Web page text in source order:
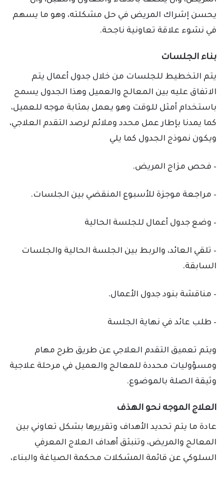
يحسن إشراك المريض في حل مشكلته، وهو ما يسهم
في نشوء علاقة تعاونية ناجحة.
بناء الجلسات
يتم التخطيط للجلسات من خلال جدول أعمال يتم
الاتفاق عليه بين المعالج والعميل وهذا الجدول يسمح
باستخدام أمثل للوقت وهو يعمل بمثابة موجه للعميل،
كما يمدنا بإطار عمل محدد وملائم لرصد التقدم العلاجي،
ويكون نموذج الجدول كما يلي
– فحص مزاج المريض.
– مراجعة موجزة للأسبوع المنقضي بين الجلسات.
– وضع جدول أعمال للجلسة الحالية
– تلقي العائد، والربط بين الجلسة الحالية والجلسات
السابقة.
– مناقشة بنود جدول الأعمال.
– طلب عائد في نهاية الجلسة
ويتم تعميق التقدم العلاجي عن طريق طرح مهام
ومسؤوليات محددة للمعالج والعميل في مرحلة علاجية
وثيقة الصلة بالموضوع.
العلاج الموجه نحو الهذف
عادة ما يتم تحديد الأهداف وتقريرها بشكل تعاوني بين
المعالج والمريض، وتنبثق أهداف العلاج المعرفي
السلوكي عن قائمة المشكلات محكمة الصياغة والبناء،